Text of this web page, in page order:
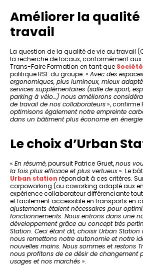
Améliorer la qualité
travail
La question de la qualité de vie au travail
la recherche de locaux, conformément
Trans-Faire Formation en tant que
politique RSE du groupe. « Avec des
ergonomiques, plus lumineux, mieux
services supplémentaires (salle de sport,
parking à vélo…) nous améliorons
de travail de nos collaborateurs», confirme
optimisons également notre empreinte
dans un bâtiment plus économe en énergie
Le choix d’Urban
« En résumé, poursuit Patrice Gruet,nous
la fois plus efficace et plus vertueux». Le
Urban station répondait à ces critères.
corpoworking (ou coworking adapté aux
expérience collaborateur différenciante
et facilement accessible en transports en
ajustements étaient nécessaires pour
fonctionnements. Nous entrons dans une
développement grâce au concept très
Station. Ceci étant dit, choisir Urban
nous remettons notre autonomie et notre
nouvelles mains. Nous sommes et restons
nous profitons de ce désir de changement
usages et nos marchés ».